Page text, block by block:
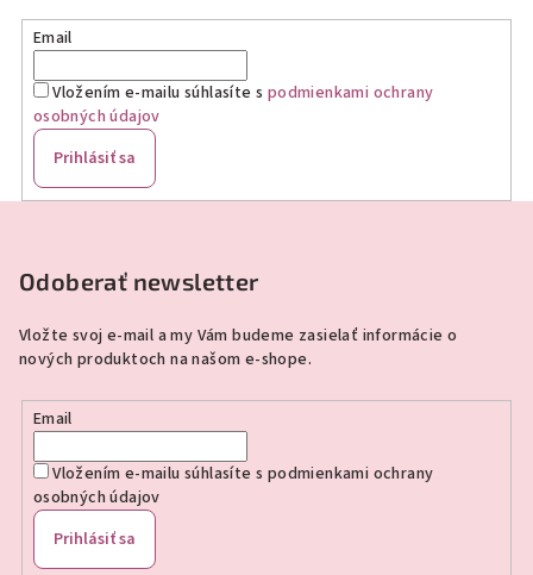
Email
Vložením e-mailu súhlasíte s podmienkami ochrany
osobných údajov
Prihlásiť sa
Odoberať newsletter
Vložte svoj e-mail a my Vám budeme zasielať informácie o
nových produktoch na našom e-shope.
Email
Vložením e-mailu súhlasíte s podmienkami ochrany
osobných údajov
Prihlásiť sa